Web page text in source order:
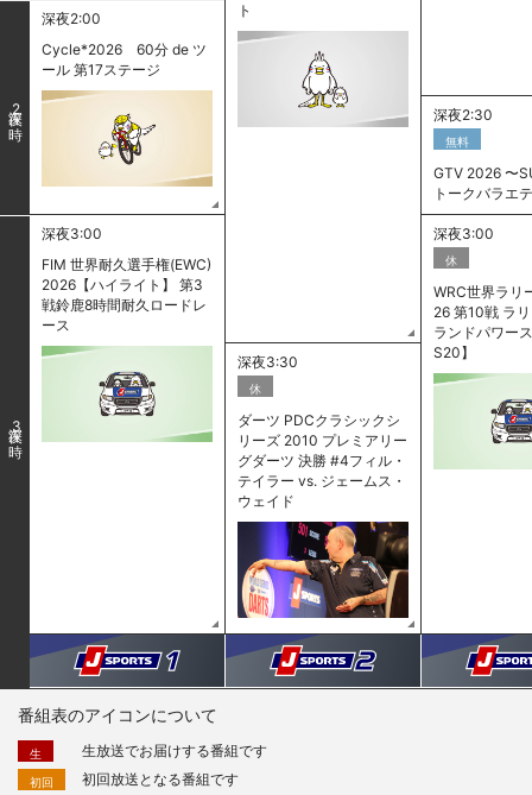
ト
2
深夜2:00
Cycle*2026 60分 de ツ
ール 第17ステージ
深夜2:30
無料
GTV 2026 〜
トークバラエ
3
深夜3:00
FIM 世界耐久選手権(EWC)
2026【ハイライト】 第3
戦鈴鹿8時間耐久ロードレ
ース
深夜3:00
休
WRC世界ラリ
26 第10戦 ラ
ランドパワー
S20】
深夜3:30
休
ダーツ PDCクラシックシ
リーズ 2010 プレミアリー
グダーツ 決勝 #4フィル・
テイラー vs. ジェームス・
ウェイド
番組表のアイコンについて
生 生放送でお届けする番組です
初回 初回放送となる番組です